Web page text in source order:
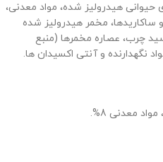
حیوانی هیدرولیز شده، مواد معدنی،
ساکاریدها، مخمر هیدرولیز شده
چرب، عصاره مخمرها (منبع
نگهدارنده و آنتی اکسیدان ها.